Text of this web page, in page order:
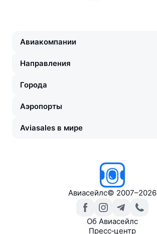
Авиакомпании
Направления
Города
Аэропорты
Aviasales в мире
Авиасейлс© 2007–2026
Об Авиасейлс
Пресс‑центр